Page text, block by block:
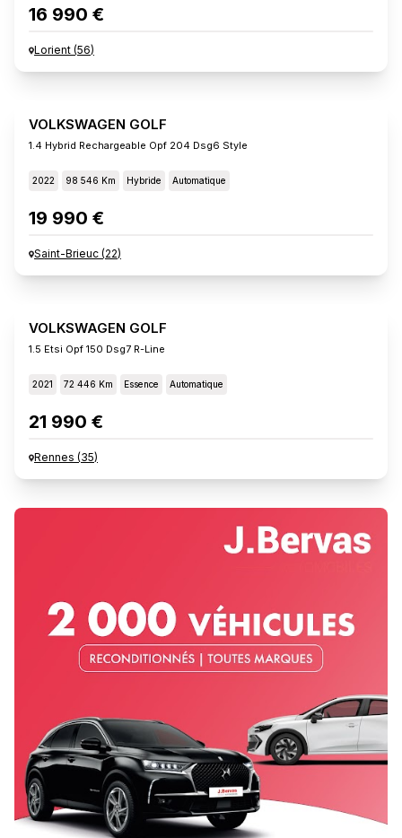
16 990 €
Lorient (56)
VOLKSWAGEN GOLF
1.4 Hybrid Rechargeable Opf 204 Dsg6 Style
2022 98 546 Km Hybride Automatique
19 990 €
Saint-Brieuc (22)
VOLKSWAGEN GOLF
1.5 Etsi Opf 150 Dsg7 R-Line
2021 72 446 Km Essence Automatique
21 990 €
Rennes (35)